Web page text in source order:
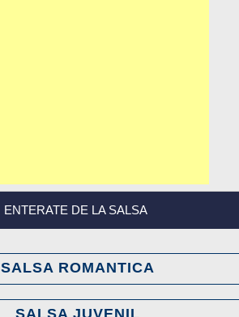
ENTERATE DE LA SALSA
SALSA ROMANTICA
SALSA JUVENIL